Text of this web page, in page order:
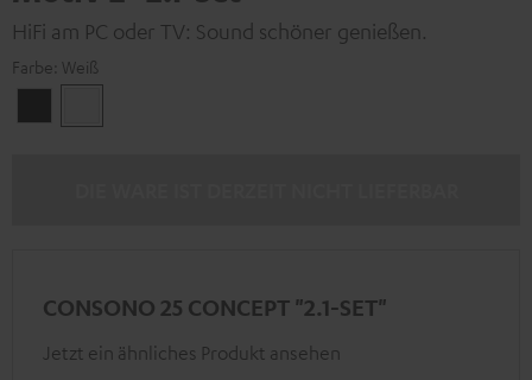
HiFi am PC oder TV: Sound schöner genießen.
Farbe: Weiß
CONSONO 25 CONCEPT "2.1-SET"
Jetzt ein ähnliches Produkt ansehen